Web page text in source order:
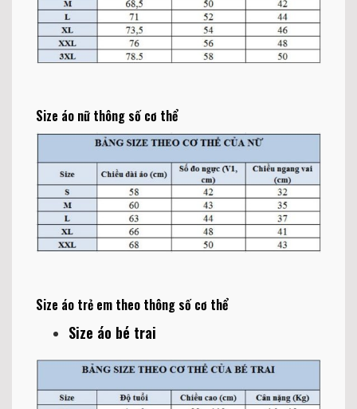
Size áo nữ thông số cơ thể
Size áo trẻ em theo thông số cơ thể
Size áo bé trai